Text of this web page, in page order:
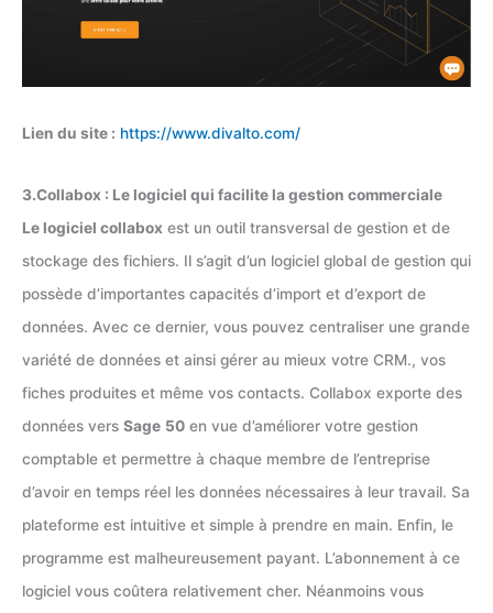
Lien du site : https://www.divalto.com/
3.Collabox : Le logiciel qui facilite la gestion commerciale
Le logiciel collabox est un outil transversal de gestion et de
stockage des fichiers. Il s’agit d’un logiciel global de gestion qui
possède d’importantes capacités d’import et d’export de
données. Avec ce dernier, vous pouvez centraliser une grande
variété de données et ainsi gérer au mieux votre CRM., vos
fiches produites et même vos contacts. Collabox exporte des
données vers Sage 50 en vue d’améliorer votre gestion
comptable et permettre à chaque membre de l’entreprise
d’avoir en temps réel les données nécessaires à leur travail. Sa
plateforme est intuitive et simple à prendre en main. Enfin, le
programme est malheureusement payant. L’abonnement à ce
logiciel vous coûtera relativement cher. Néanmoins vous